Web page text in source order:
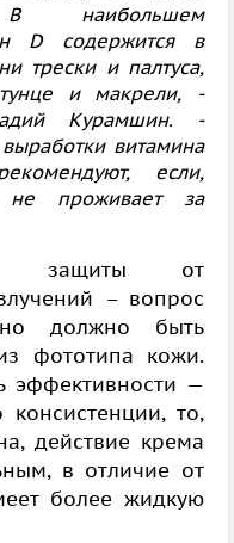
В наибольшем
D содержится в
трески и палтуса,
и макрели, -
Курамшин. -
витамина
если,
не проживает за
защиты от
– вопрос
должно быть
фототипа кожи.
эффективности —
консистенции, то,
действие крема
в отличие от
более жидкую